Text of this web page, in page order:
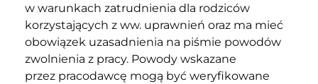
w warunkach zatrudnienia dla rodziców
korzystających z ww. uprawnień oraz ma mieć
obowiązek uzasadnienia na piśmie powodów
zwolnienia z pracy. Powody wskazane
przez pracodawcę mogą być weryfikowane